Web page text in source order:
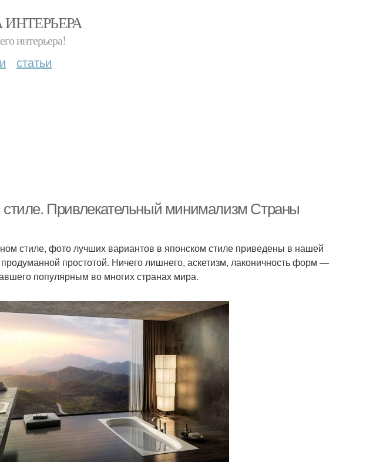
интерьера!
статьи
Привлекательный минимализм Страны
стиле, фото лучших вариантов в японском стиле приведены в нашей
продуманной простотой. Ничего лишнего, аскетизм, лаконичность форм —
популярным во многих странах мира.